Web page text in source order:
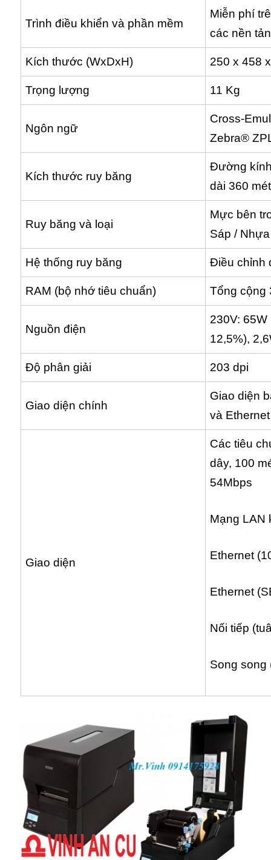
Trình điều khiển và phần mềm
Miễn phí
các nền
Kích thước (WxDxH) 250 x 458
Trọng lượng 11 Kg
Ngôn ngữ
Cross-
Zebra®
Kích thước ruy băng
Đường
dài 360
Ruy băng và loại
Mực bên
Sáp /
Hệ thống ruy băng Điều chỉnh
RAM (bộ nhớ tiêu chuẩn) Tổng cộng
Nguồn điện
230V:
12,5%),
Độ phân giải 203 dpi
Giao diện chính
Giao diện
và
Giao diện
Các tiêu
dây, 100
54Mbps
Mạng LAN
Ethernet
Ethernet
Nối tiếp
Song song